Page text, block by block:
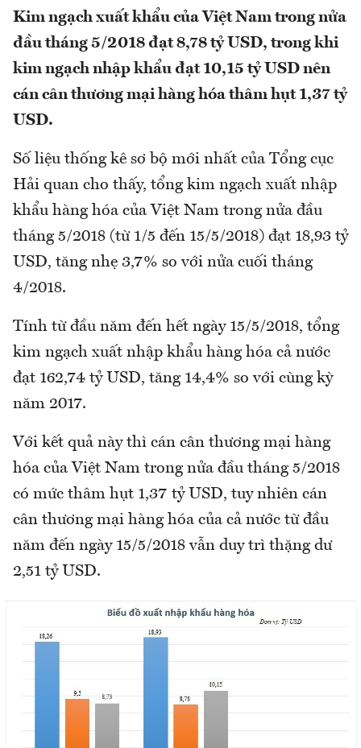
Kim ngạch xuất khẩu của Việt Nam trong nửa
đầu tháng 5/2018 đạt 8,78 tỷ USD, trong khi
kim ngạch nhập khẩu đạt 10,15 tỷ USD nên
cán cân thương mại hàng hóa thâm hụt 1,37 tỷ
USD.
Số liệu thống kê sơ bộ mới nhất của Tổng cục
Hải quan cho thấy, tổng kim ngạch xuất nhập
khẩu hàng hóa của Việt Nam trong nửa đầu
tháng 5/2018 (từ 1/5 đến 15/5/2018) đạt 18,93 tỷ
USD, tăng nhẹ 3,7% so với nửa cuối tháng
4/2018.
Tính từ đầu năm đến hết ngày 15/5/2018, tổng
kim ngạch xuất nhập khẩu hàng hóa cả nước
đạt 162,74 tỷ USD, tăng 14,4% so với cùng kỳ
năm 2017.
Với kết quả này thì cán cân thương mại hàng
hóa của Việt Nam trong nửa đầu tháng 5/2018
có mức thâm hụt 1,37 tỷ USD, tuy nhiên cán
cân thương mại hàng hóa của cả nước từ đầu
năm đến ngày 15/5/2018 vẫn duy trì thặng dư
2,51 tỷ USD.